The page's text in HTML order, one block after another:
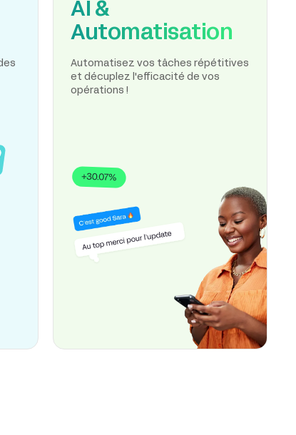
AI &
Automatisation
Automatisez vos tâches répétitives
et décuplez l'efficacité de vos
opérations !